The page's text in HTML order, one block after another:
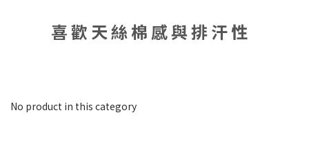
喜歡天絲棉感與排汗性
No product in this category